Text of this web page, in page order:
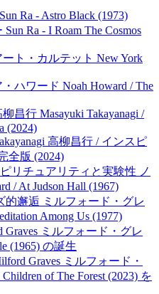
Ra - Astro Black (1973)
Ra - I Roam The Cosmos
ト・カルテット New York
ハワード Noah Howard / The
昌行 Masayuki Takayanagi /
(2024)
高柳昌行 / インスピ
全版 (2024)
リチュアリティと実験性 ノ
/ At Judson Hall (1967)
的邂逅 ミルフォード・グレ
Among Us (1977)
ミルフォード・グレ
(1965) の誕生
Graves ミルフォード・
of The Forest (2023) を